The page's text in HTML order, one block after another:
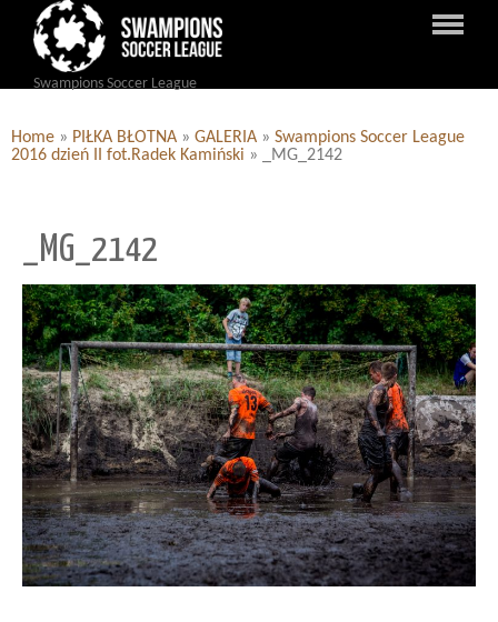
Swampions Soccer League
Home » PIŁKA BŁOTNA » GALERIA » Swampions Soccer League
2016 dzień II fot.Radek Kamiński » _MG_2142
_MG_2142